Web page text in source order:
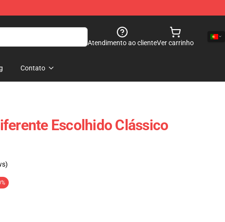
Atendimento ao clienteVer carrinho
Contato
Escolhido Clássico